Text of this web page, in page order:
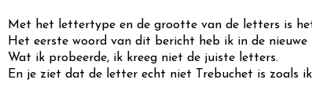
Met het lettertype en de grootte van de letters is
Het eerste woord van dit bericht heb ik in de
Wat ik probeerde, ik kreeg niet de juiste letters.
En je ziet dat de letter echt niet Trebuchet is zoals